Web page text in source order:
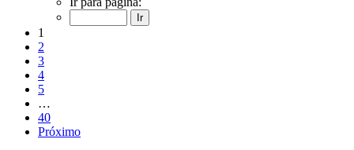
1
2
3
4
5
…
40
Próximo